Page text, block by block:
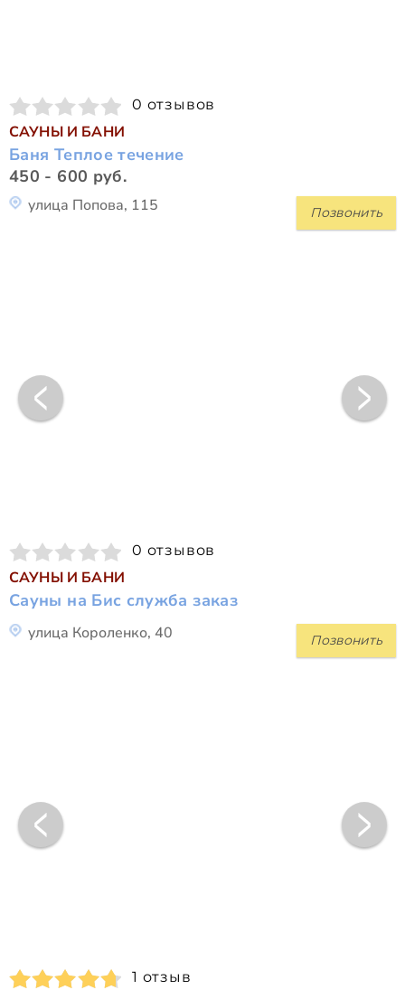
0 отзывов
САУНЫ И БАНИ
Баня Теплое течение
450 - 600 руб.
Позвонить
улица Попова, 115
0 отзывов
САУНЫ И БАНИ
Сауны на Бис служба заказ
Позвонить
улица Короленко, 40
1 отзыв